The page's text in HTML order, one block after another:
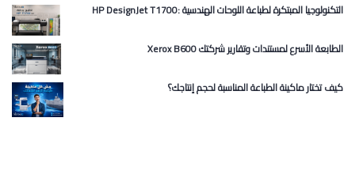
HP DesignJet T1700: التكنولوجيا المبتكرة لطباعة اللوحات الهندسية
Xerox B600 الطابعة الأسرع لمستندات وتقارير شركتك
كيف تختار ماكينة الطباعة المناسبة لحجم إنتاجك؟